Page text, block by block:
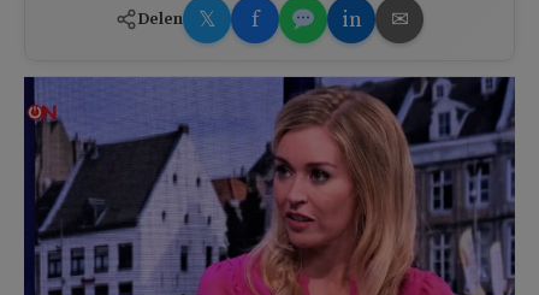
Delen 𝕏 f in ✉